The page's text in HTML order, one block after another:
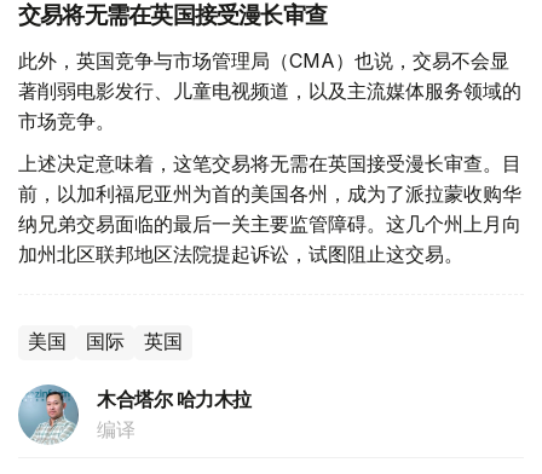
交易将无需在英国接受漫长审查
此外，英国竞争与市场管理局（CMA）也说，交易不会显
著削弱电影发行、儿童电视频道，以及主流媒体服务领域的
市场竞争。
上述决定意味着，这笔交易将无需在英国接受漫长审查。目
前，以加利福尼亚州为首的美国各州，成为了派拉蒙收购华
纳兄弟交易面临的最后一关主要监管障碍。这几个州上月向
加州北区联邦地区法院提起诉讼，试图阻止这交易。
美国 国际 英国
木合塔尔 哈力木拉
编译